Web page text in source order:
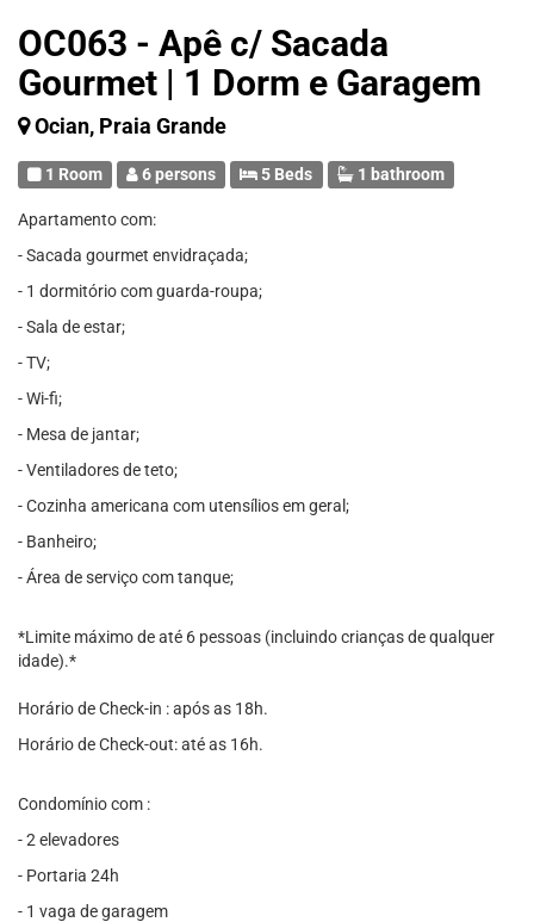
OC063 - Apê c/ Sacada
Gourmet | 1 Dorm e Garagem
Ocian, Praia Grande
1 Room 6 persons 5 Beds 1 bathroom
Apartamento com:
- Sacada gourmet envidraçada;
- 1 dormitório com guarda-roupa;
- Sala de estar;
- TV;
- Wi-fi;
- Mesa de jantar;
- Ventiladores de teto;
- Cozinha americana com utensílios em geral;
- Banheiro;
- Área de serviço com tanque;
*Limite máximo de até 6 pessoas (incluindo crianças de qualquer
idade).*
Horário de Check-in : após as 18h.
Horário de Check-out: até as 16h.
Condomínio com :
- 2 elevadores
- Portaria 24h
- 1 vaga de garagem